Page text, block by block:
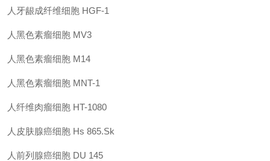
人牙龈成纤维细胞 HGF-1
人黑色素瘤细胞 MV3
人黑色素瘤细胞 M14
人黑色素瘤细胞 MNT-1
人纤维肉瘤细胞 HT-1080
人皮肤腺癌细胞 Hs 865.Sk
人前列腺癌细胞 DU 145